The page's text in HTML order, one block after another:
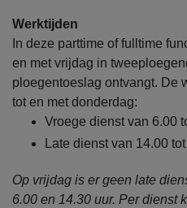
Werktijden
In deze parttime of fulltime
en met vrijdag in
ploegentoeslag ontvangt. De
tot en met donderdag:
Vroege dienst van 6.00
Late dienst van 14.00
Op vrijdag is er geen late
6.00 en 14.30 uur. Per dienst